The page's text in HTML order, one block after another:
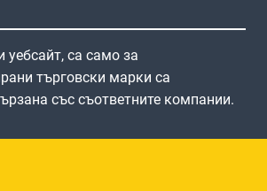
уебсайт, са само за
търговски марки са
със съответните компании.